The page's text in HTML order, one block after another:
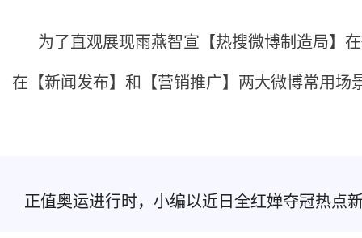
为了直观展现雨燕智宣【热搜微博制造局】
在【新闻发布】和【营销推广】两大微博常用场
正值奥运进行时，小编以近日全红婵夺冠热点